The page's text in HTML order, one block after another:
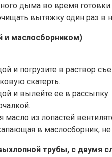
дыма во время
вытяжку один раз
и маслосборником)
и погрузите в раствор
скатерть.
и вылейте ее в
из лопастей
в маслосборник, не
трубы, с двумя